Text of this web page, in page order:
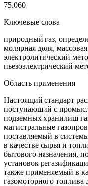
75.060
Ключевые слова
природный газ,
молярная доля,
электролитический
пьезоэлектрический
Область применения
Настоящий стандарт
поступающий с
подземных хранилищ
магистральные
поставляемый в
в качестве сырья и
бытового назначения,
установок
также применяемый в
газомоторного топлива